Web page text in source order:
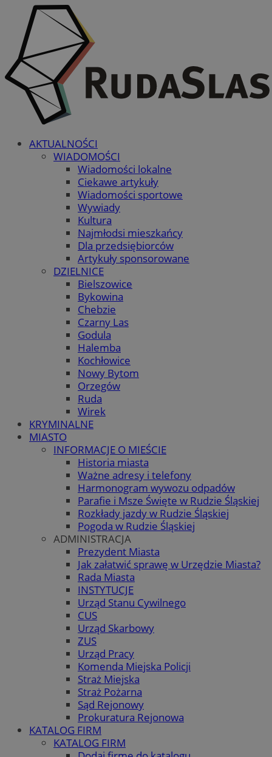
AKTUALNOŚCI
WIADOMOŚCI
Wiadomości lokalne
Ciekawe artykuły
Wiadomości sportowe
Wywiady
Kultura
Najmłodsi mieszkańcy
Dla przedsiębiorców
Artykuły sponsorowane
DZIELNICE
Bielszowice
Bykowina
Chebzie
Czarny Las
Godula
Halemba
Kochłowice
Nowy Bytom
Orzegów
Ruda
Wirek
KRYMINALNE
MIASTO
INFORMACJE O MIEŚCIE
Historia miasta
Ważne adresy i telefony
Harmonogram wywozu odpadów
Parafie i Msze Święte w Rudzie Śląskiej
Rozkłady jazdy w Rudzie Śląskiej
Pogoda w Rudzie Śląskiej
ADMINISTRACJA
Prezydent Miasta
Jak załatwić sprawę w Urzędzie Miasta?
Rada Miasta
INSTYTUCJE
Urząd Stanu Cywilnego
CUS
Urząd Skarbowy
ZUS
Urząd Pracy
Komenda Miejska Policji
Straż Miejska
Straż Pożarna
Sąd Rejonowy
Prokuratura Rejonowa
KATALOG FIRM
KATALOG FIRM